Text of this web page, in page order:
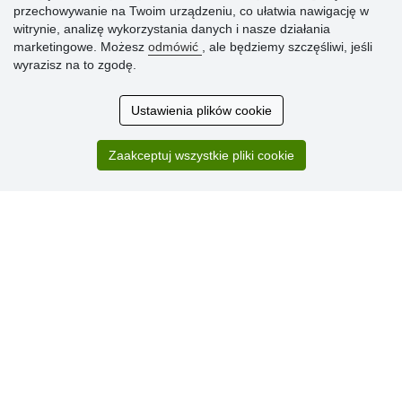
» Dlaczego należy się zarejestrować?
» Najczęściej zadawane pytania
Zakup przebiegł sprawnie. Jestem
zadowolona. Polecam.
przechowywanie na Twoim urządzeniu, co ułatwia nawigację w
witrynie, analizę wykorzystania danych i nasze działania
marketingowe. Możesz odmówić
, ale będziemy szczęśliwi, jeśli
wyrazisz na to zgodę.
Ustawienia plików cookie
Zaakceptuj wszystkie pliki cookie